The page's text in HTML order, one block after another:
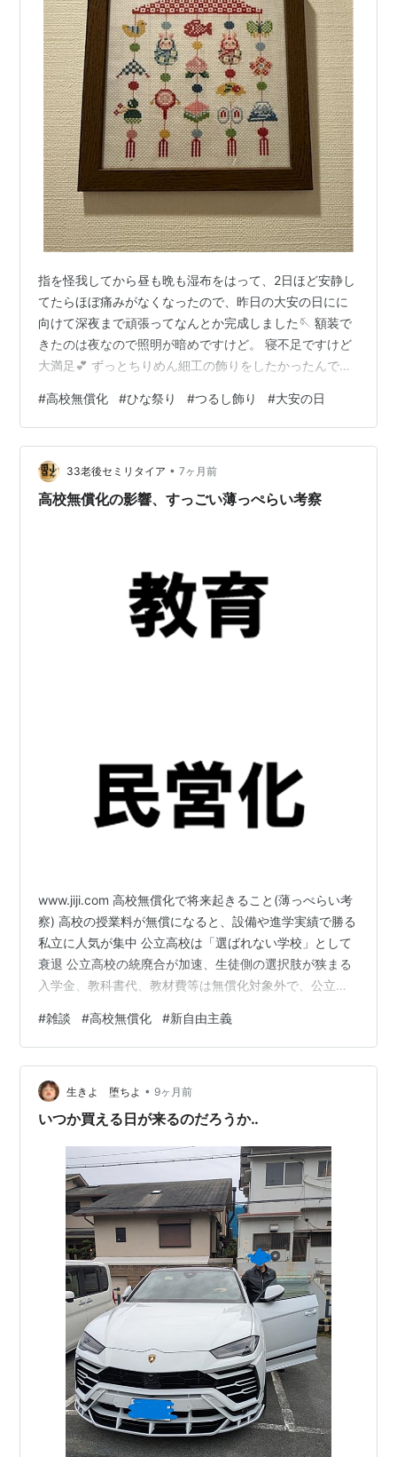
指を怪我してから昼も晩も湿布をはって、2日ほど安静し
てたらほぼ痛みがなくなったので、昨日の大安の日にに
向けて深夜まで頑張ってなんとか完成しました🪡 額装で
きたのは夜なので照明が暗めですけど。 寝不足ですけど
大満足💕 ずっとちりめん細工の飾りをしたかったんで
か飾れませんけど、来年のひな祭りが楽しみ🌸 次はミモ
ザを刺したいと思います🌼
#高校無償化 #ひな祭り #つるし飾り #大安の日
33老後セミリタイア • 7ヶ月前
高校無償化の影響、すっごい薄っぺらい考察
www.jiji.com 高校無償化で将来起きること(薄っぺらい考
察) 高校の授業料が無償になると、設備や進学実績で勝る
私立に人気が集中 公立高校は「選ばれない学校」として
衰退 公立高校の統廃合が加速、生徒側の選択肢が狭まる
入学金、教科書代、教材費等は無償化対象外で、公立よ
校外教育に投資、貧困層ほど不利という格差は変わらず
学校教育が平等（無償）になるほど、学校外での教育投
資の差が学力や進路の差に結びつく 公立高校が減って私
立高校にシフトするなら、公費を使いつつも教育の民営
化、トータルでは小さな政府が進む 学習塾業界にとって
#雑談 #高校無償化 #新自由主義
生きよ 堕ちよ • 9ヶ月前
いつか買える日が来るのだろうか‥